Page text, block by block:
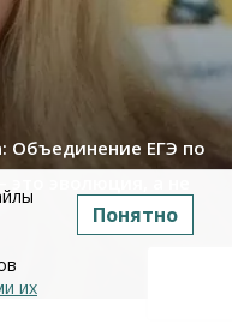
ЕГЭ по
их
Понятно